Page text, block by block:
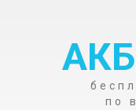
АКБ
по